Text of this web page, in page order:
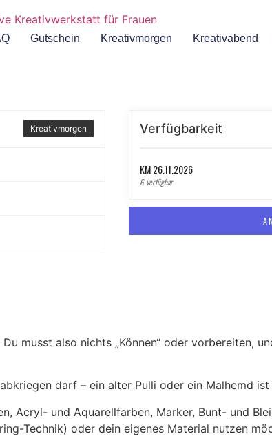
Gutschein Kreativmorgen Kreativabend
Kreativmorgen Verfügbarkeit
KM 26.11.2026
6 verfügbar
musst also nichts „Können“ oder vorbereiten,
darf – ein alter Pulli oder ein Malhemd ist
Acryl- und Aquarellfarben, Marker, Bunt- und
Technik) oder dein eigenes Material nutzen